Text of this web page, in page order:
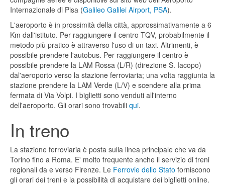
Internazionale di Pisa (Galileo Galilei Airport, PSA).
L'aeroporto è in prossimità della città, approssimativamente a 6
Km dall'istituto. Per raggiungere il centro TQV, probabilmente il
metodo più pratico è attraverso l'uso di un taxi. Altrimenti, è
possibile prendere l'autobus. Per raggiungere il centro è
possibile prendere la LAM Rossa (L/R) (direzione S. Iacopo)
dal'aeroporto verso la stazione ferroviaria; una volta raggiunta la
stazione prendere la LAM Verde (L/V) e scendere alla prima
fermata di Via Volpi. I biglietti sono venduti all'interno
dell'aeroporto. Gli orari sono trovabili qui.
In treno
La stazione ferroviaria è posta sulla linea principale che va da
Torino fino a Roma. E' molto frequente anche il servizio di treni
regionali da e verso Firenze. Le Ferrovie dello Stato forniscono
gli orari dei treni e la possibilità di acquistare dei biglietti online.